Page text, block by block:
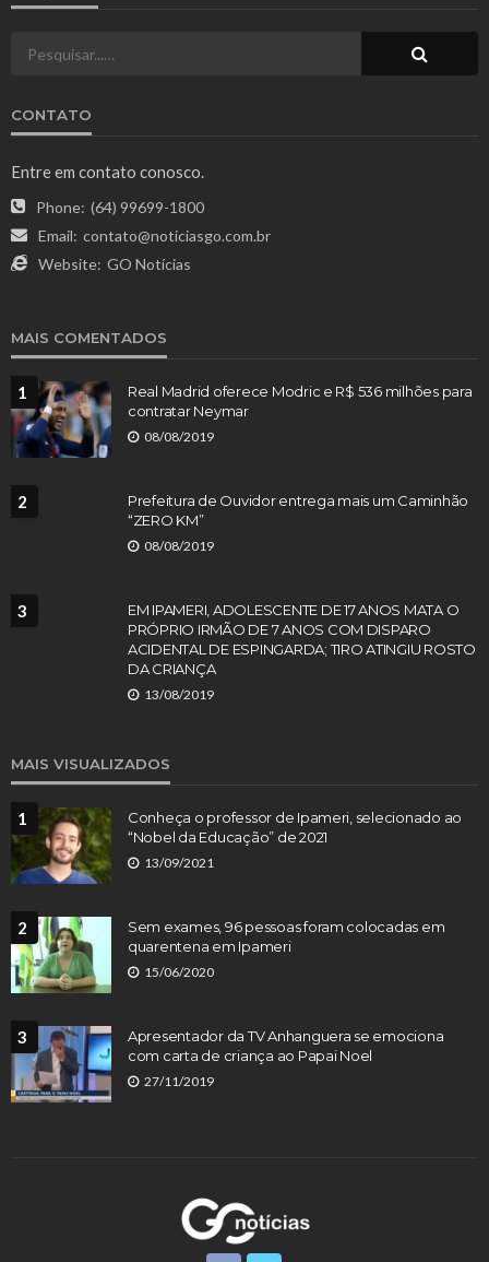
CONTATO
Entre em contato conosco.
Phone: (64) 99699-1800
Email: contato@noticiasgo.com.br
Website: GO Notícias
MAIS COMENTADOS
1
Real Madrid oferece Modric e R$ 536 milhões para
contratar Neymar
08/08/2019
2
Prefeitura de Ouvidor entrega mais um Caminhão
“ZERO KM”
08/08/2019
3
EM IPAMERI, ADOLESCENTE DE 17 ANOS MATA O
PRÓPRIO IRMÃO DE 7 ANOS COM DISPARO
ACIDENTAL DE ESPINGARDA; TIRO ATINGIU ROSTO
DA CRIANÇA
13/08/2019
MAIS VISUALIZADOS
1
Conheça o professor de Ipameri, selecionado ao
“Nobel da Educação” de 2021
13/09/2021
2
Sem exames, 96 pessoas foram colocadas em
quarentena em Ipameri
15/06/2020
3
Apresentador da TV Anhanguera se emociona
com carta de criança ao Papai Noel
27/11/2019